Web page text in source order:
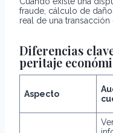
fraude, cálculo de
real de una transacción
Diferencias
peritaje
Aspecto